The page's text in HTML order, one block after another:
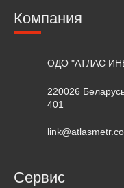
Компания
ОДО "АТЛАС
220026
401
Сервис